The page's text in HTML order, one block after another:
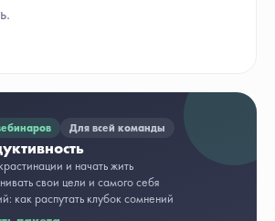
Для всей команды
и начать жить
свои цели и самого себя
как распутать клубок сомнений